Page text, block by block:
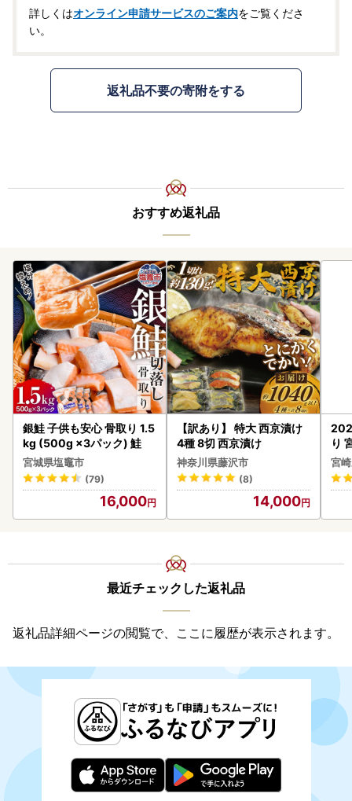
詳しくはオンライン申請サービスのご案内をご覧くださ
い。
返礼品不要の寄附をする
おすすめ返礼品
銀鮭 子供も安心 骨取り 1.5
kg (500g ×3パック) 鮭
宮城県塩竈市
(79)
16,000
【訳あり】 特大 西京漬け
4種 8切 西京漬け
神奈川県藤沢市
(8)
14,000
り
宮
最近チェックした返礼品
返礼品詳細ページの閲覧で、ここに履歴が表示されます。